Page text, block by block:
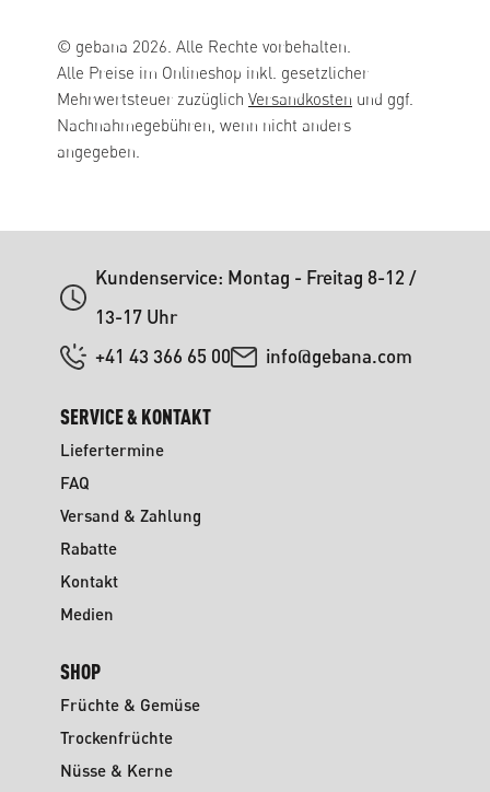
© gebana 2026. Alle Rechte vorbehalten.
Alle Preise im Onlineshop inkl. gesetzlicher
Mehrwertsteuer zuzüglich Versandkosten und ggf.
Nachnahmegebühren, wenn nicht anders
angegeben.
Kundenservice: Montag - Freitag 8-12 /
13-17 Uhr
+41 43 366 65 00
info@gebana.com
SERVICE & KONTAKT
Liefertermine
FAQ
Versand & Zahlung
Rabatte
Kontakt
Medien
SHOP
Früchte & Gemüse
Trockenfrüchte
Nüsse & Kerne